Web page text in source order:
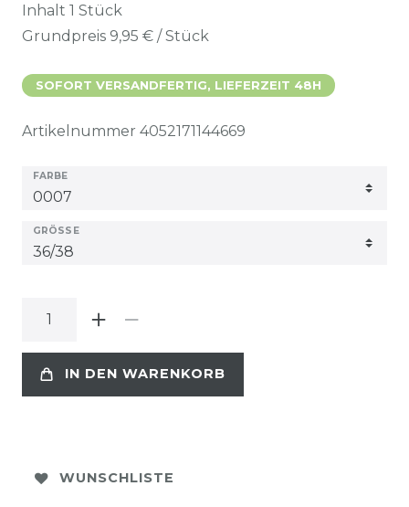
Inhalt 1 Stück
Grundpreis 9,95 € / Stück
SOFORT VERSANDFERTIG, LIEFERZEIT 48H
Artikelnummer 4052171144669
FARBE
GRÖSSE
IN DEN WARENKORB
WUNSCHLISTE